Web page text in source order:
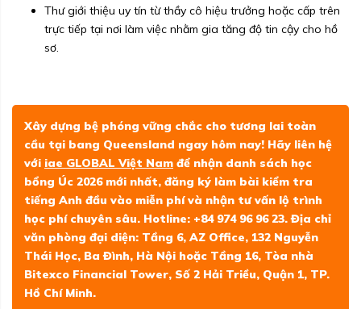
Thư giới thiệu uy tín từ thầy cô hiệu trưởng hoặc cấp trên
trực tiếp tại nơi làm việc nhằm gia tăng độ tin cậy cho hồ
sơ.
Xây dựng bệ phóng vững chắc cho tương lai toàn
cầu tại bang Queensland ngay hôm nay! Hãy liên hệ
với iae GLOBAL Việt Nam để nhận danh sách học
bổng Úc 2026 mới nhất, đăng ký làm bài kiểm tra
tiếng Anh đầu vào miễn phí và nhận tư vấn lộ trình
học phí chuyên sâu. Hotline: +84 974 96 96 23. Địa chỉ
văn phòng đại diện: Tầng 6, AZ Office, 132 Nguyễn
Thái Học, Ba Đình, Hà Nội hoặc Tầng 16, Tòa nhà
Bitexco Financial Tower, Số 2 Hải Triều, Quận 1, TP.
Hồ Chí Minh.